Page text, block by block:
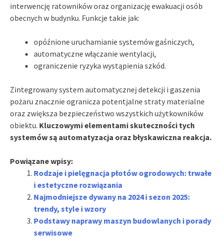
interwencję ratowników oraz organizację ewakuacji osób
obecnych w budynku. Funkcje takie jak:
opóźnione uruchamianie systemów gaśniczych,
automatyczne włączanie wentylacji,
ograniczenie ryzyka wystąpienia szkód.
Zintegrowany system automatycznej detekcji i gaszenia
pożaru znacznie ogranicza potentjalne straty materialne
oraz zwiększa bezpieczeństwo wszystkich użytkowników
obiektu. Kluczowymi elementami skuteczności tych
systemów są automatyzacja oraz błyskawiczna reakcja.
Powiązane wpisy:
Rodzaje i pielęgnacja płotów ogrodowych: trwałe
i estetyczne rozwiązania
Najmodniejsze dywany na 2024 i sezon 2025:
trendy, style i wzory
Podstawy naprawy maszyn budowlanych i porady
serwisowe